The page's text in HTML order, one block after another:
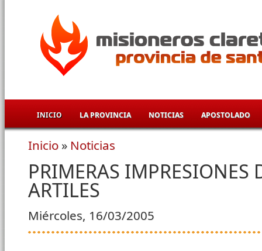
INICIO LA PROVINCIA NOTICIAS APOSTOLADO
Se encuentra usted aquí
Inicio » Noticias
PRIMERAS IMPRESIONES
ARTILES
Miércoles, 16/03/2005